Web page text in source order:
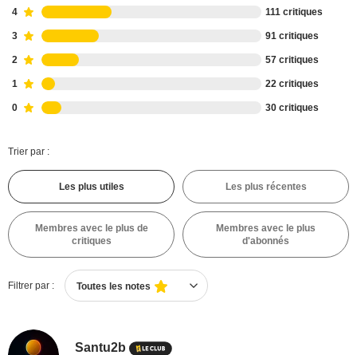
4 111 critiques
3 91 critiques
2 57 critiques
1 22 critiques
0 30 critiques
Trier par :
Les plus utiles Les plus récentes
Membres avec le plus de
critiques
Membres avec le plus
d'abonnés
Filtrer par : Toutes les notes
Santu2b